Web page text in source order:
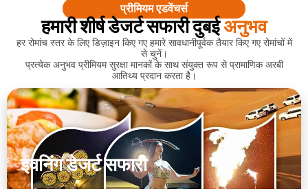
प्रीमियम एडवेंचर्स
हमारी शीर्ष डेजर्ट सफारी दुबईअनुभव
हर रोमांच स्तर के लिए डिज़ाइन किए गए हमारे सावधानीपूर्वक तैयार किए गए रोमांचों में
से चुनें।
प्रत्येक अनुभव प्रीमियम सुरक्षा मानकों के साथ संयुक्त रूप से प्रामाणिक अरबी
आतिथ्य प्रदान करता है।
इवनिंग डेजर्ट सफारी